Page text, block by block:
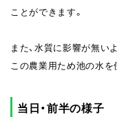
ことができます。
また、水質に影響が無い
この農業用ため池の水を
当日・前半の様子